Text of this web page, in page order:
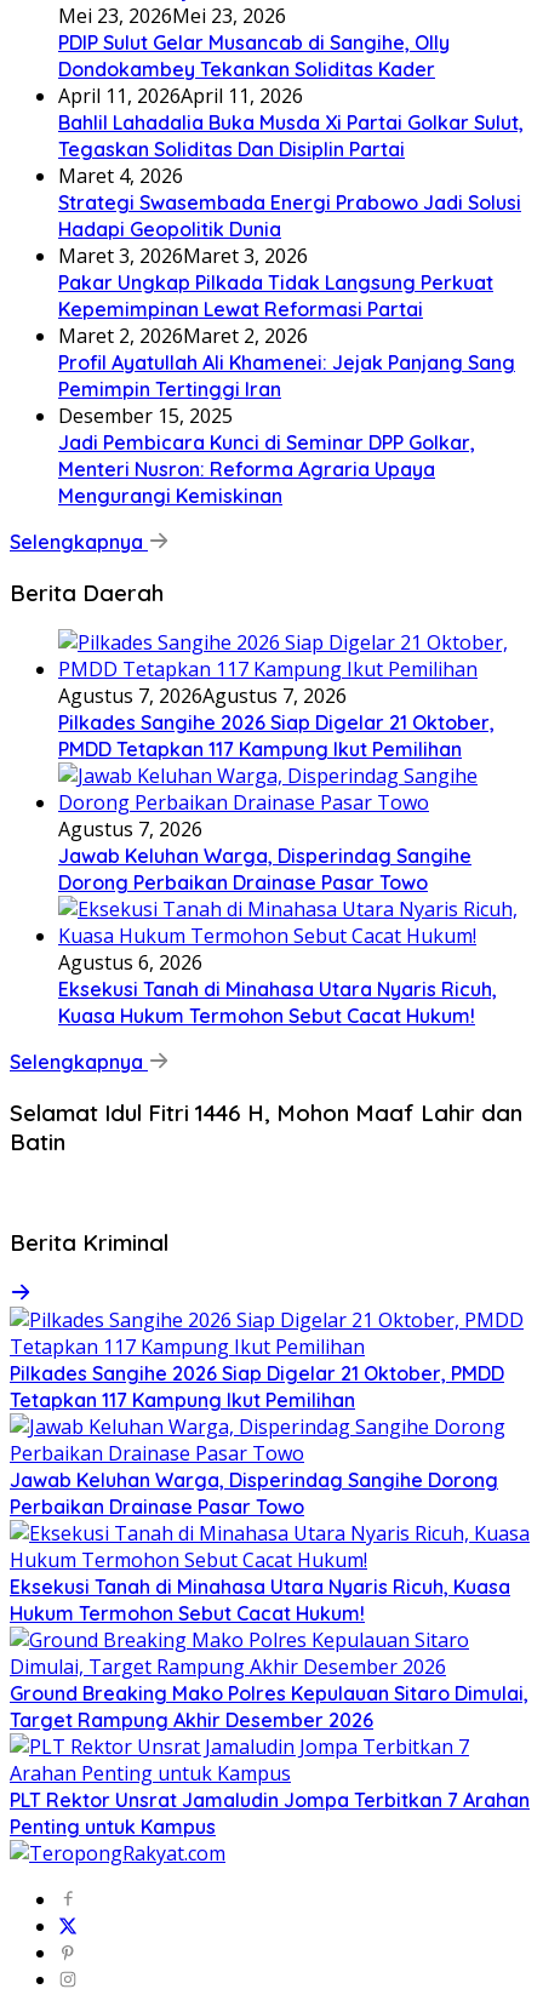
Mei 23, 2026Mei 23, 2026
PDIP Sulut Gelar Musancab di Sangihe, Olly
Dondokambey Tekankan Soliditas Kader
April 11, 2026April 11, 2026
Bahlil Lahadalia Buka Musda Xi Partai Golkar Sulut,
Tegaskan Soliditas Dan Disiplin Partai
Maret 4, 2026
Strategi Swasembada Energi Prabowo Jadi Solusi
Hadapi Geopolitik Dunia
Maret 3, 2026Maret 3, 2026
Pakar Ungkap Pilkada Tidak Langsung Perkuat
Kepemimpinan Lewat Reformasi Partai
Maret 2, 2026Maret 2, 2026
Profil Ayatullah Ali Khamenei: Jejak Panjang Sang
Pemimpin Tertinggi Iran
Desember 15, 2025
Jadi Pembicara Kunci di Seminar DPP Golkar,
Menteri Nusron: Reforma Agraria Upaya
Mengurangi Kemiskinan
Selengkapnya
Berita Daerah
Agustus 7, 2026Agustus 7, 2026
Pilkades Sangihe 2026 Siap Digelar 21 Oktober,
PMDD Tetapkan 117 Kampung Ikut Pemilihan
Agustus 7, 2026
Jawab Keluhan Warga, Disperindag Sangihe
Dorong Perbaikan Drainase Pasar Towo
Agustus 6, 2026
Eksekusi Tanah di Minahasa Utara Nyaris Ricuh,
Kuasa Hukum Termohon Sebut Cacat Hukum!
Selengkapnya
Selamat Idul Fitri 1446 H, Mohon Maaf Lahir dan
Batin
Berita Kriminal
Pilkades Sangihe 2026 Siap Digelar 21 Oktober, PMDD
Tetapkan 117 Kampung Ikut Pemilihan
Jawab Keluhan Warga, Disperindag Sangihe Dorong
Perbaikan Drainase Pasar Towo
Eksekusi Tanah di Minahasa Utara Nyaris Ricuh, Kuasa
Hukum Termohon Sebut Cacat Hukum!
Ground Breaking Mako Polres Kepulauan Sitaro Dimulai,
Target Rampung Akhir Desember 2026
​PLT Rektor Unsrat Jamaludin Jompa Terbitkan 7 Arahan
Penting untuk Kampus